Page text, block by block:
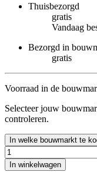
Thuisbezorgd
gratis
Vandaag
Bezorgd in
gratis
Voorraad in de
Selecteer jouw
controleren.
In welke bouwmarkt te
In winkelwagen